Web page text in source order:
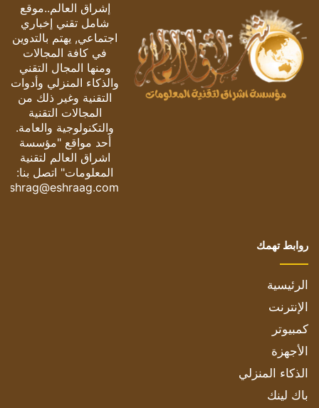
إشراق العالم..موقع
شامل تقني إخباري
اجتماعي, يهتم بالتدوين
في كافة المجالات
ومنها المجال التقني
والذكاء المنزلي وأدوات
التقنية وغير ذلك من
المجالات التقنية
والتكنولوجية والعامة.
أحد مواقع "مؤسسة
اشراق العالم لتقنية
المعلومات" اتصل بنا:
eshrag@eshraag.com
روابط تهمك
الرئيسية
الإنترنت
كمبيوتر
الأجهزة
الذكاء المنزلي
باك لينك